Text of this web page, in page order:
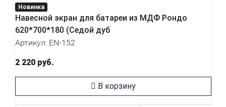
Новинка
Навесной экран для батареи из МДФ Рондо
620*700*180 (Седой дуб
Артикул: EN-152
2 220 руб.
В корзину